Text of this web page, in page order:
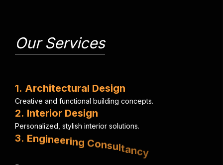
Our Services
1. Architectural Design
Creative and functional building concepts.
2. Interior Design
Personalized stylish interior solutions.
3. Engineering C
a p er